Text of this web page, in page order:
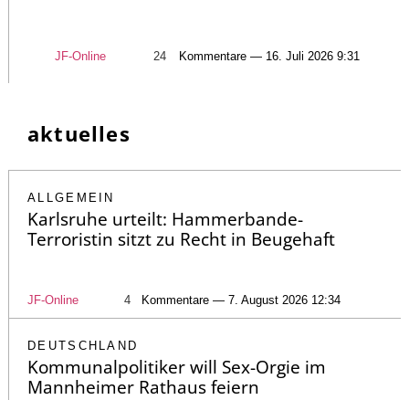
JF-Online 24 Kommentare — 16. Juli 2026 9:31
aktuelles
ALLGEMEIN
Karlsruhe urteilt: Hammerbande-
Terroristin sitzt zu Recht in Beugehaft
JF-Online 4 Kommentare — 7. August 2026 12:34
DEUTSCHLAND
Kommunalpolitiker will Sex-Orgie im
Mannheimer Rathaus feiern